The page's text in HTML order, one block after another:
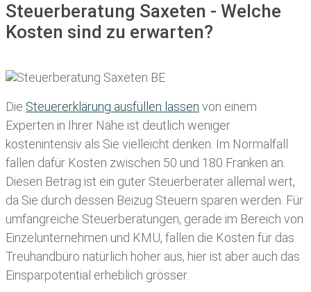
Steuerberatung Saxeten - Welche
Kosten sind zu erwarten?
Die Steuererklärung ausfüllen lassen von einem
Experten in Ihrer Nähe ist deutlich weniger
kostenintensiv als Sie vielleicht denken. Im Normalfall
fallen dafür Kosten zwischen 50 und 180 Franken an.
Diesen Betrag ist ein guter Steuerberater allemal wert,
da Sie durch dessen Beizug Steuern sparen werden. Für
umfangreiche Steuerberatungen, gerade im Bereich von
Einzelunternehmen und KMU, fallen die Kosten für das
Treuhandbüro natürlich höher aus, hier ist aber auch das
Einsparpotential erheblich grösser.